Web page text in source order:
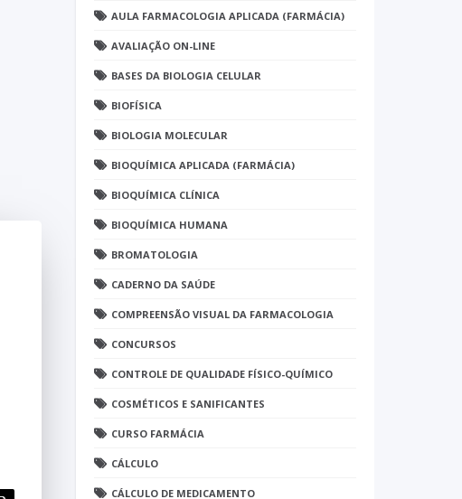
AULA FARMACOLOGIA APLICADA (FARMÁCIA)
AVALIAÇÃO ON-LINE
BASES DA BIOLOGIA CELULAR
BIOFÍSICA
BIOLOGIA MOLECULAR
BIOQUÍMICA APLICADA (FARMÁCIA)
BIOQUÍMICA CLÍNICA
BIOQUÍMICA HUMANA
BROMATOLOGIA
CADERNO DA SAÚDE
COMPREENSÃO VISUAL DA FARMACOLOGIA
CONCURSOS
CONTROLE DE QUALIDADE FÍSICO-QUÍMICO
COSMÉTICOS E SANIFICANTES
CURSO FARMÁCIA
CÁLCULO
CÁLCULO DE MEDICAMENTO